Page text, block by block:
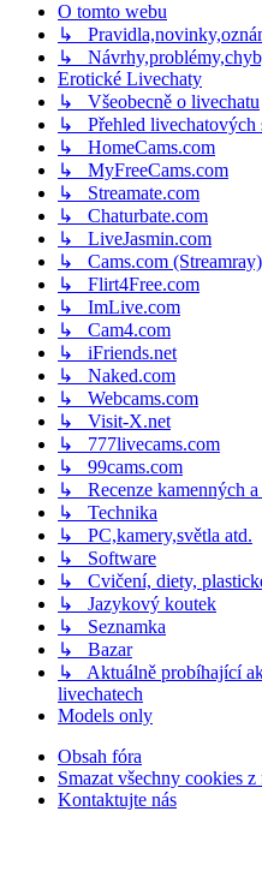
O tomto webu
↳
↳
Erotické Livechaty
↳ Všeobecně o livechatu
↳ Přehled livechatových
↳ HomeCams.com
↳ MyFreeCams.com
↳ Streamate.com
↳ Chaturbate.com
↳ LiveJasmin.com
↳ Cams.com (Streamray)
↳ Flirt4Free.com
↳ ImLive.com
↳ Cam4.com
↳ iFriends.net
↳ Naked.com
↳ Webcams.com
↳ Visit-X.net
↳ 777livecams.com
↳ 99cams.com
↳ Recenze kamenných
↳ Technika
↳ PC,kamery,světla atd.
↳ Software
↳ Cvičení, diety,
↳ Jazykový koutek
↳ Seznamka
↳ Bazar
↳ Aktuálně probíhající
livechatech
Models only
Obsah fóra
Smazat všechny cookies z
Kontaktujte nás